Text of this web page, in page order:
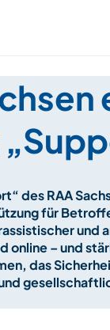
des RAA
für
und
online – und
das